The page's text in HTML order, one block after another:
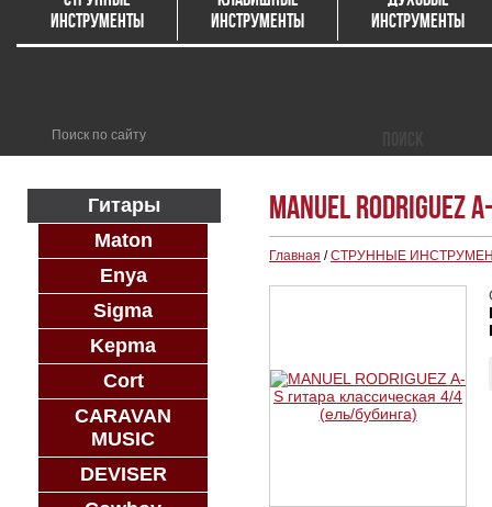
инструменты
инструменты
инструменты
MANUEL
Главная /СТРУННЫЕ
Гитары
Maton
Enya
Sigma
Kepma
Cort
CARAVAN
MUSIC
DEVISER